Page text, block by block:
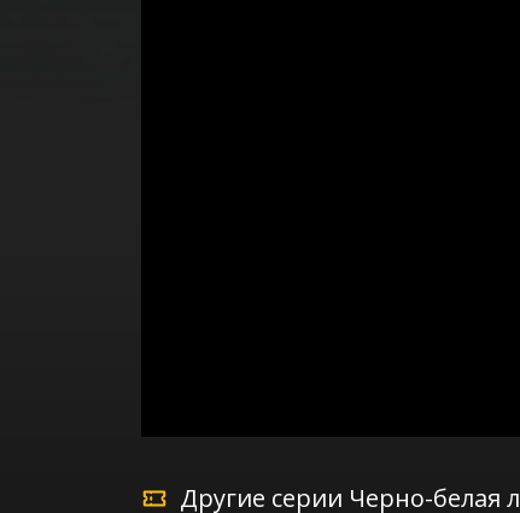
Другие серии Черно-белая